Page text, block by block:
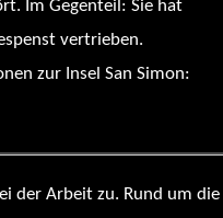
Im Gegenteil: Sie hat
vertrieben.
zur Insel San Simon:
der Arbeit zu. Rund um die